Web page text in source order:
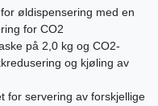
øldispensering med en
for CO2
på 2,0 kg og CO2-
og kjøling av
for servering av forskjellige